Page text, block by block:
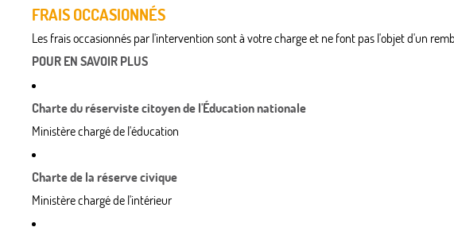
FRAIS OCCASIONNÉS
Les frais occasionnés par l'intervention sont à votre charge et ne font pas l'objet d'un
POUR EN SAVOIR PLUS
Charte du réserviste citoyen de l'Éducation nationale
Ministère chargé de l'éducation
Charte de la réserve civique
Ministère chargé de l'intérieur